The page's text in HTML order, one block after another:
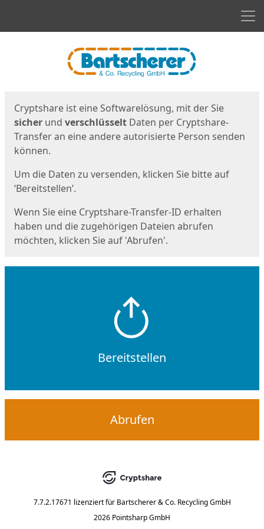
Cryptshare ist eine Softwarelösung, mit der Sie
sicher und verschlüsselt Daten per Cryptshare-
Transfer an eine andere autorisierte Person senden
können.
Um die Daten zu versenden, klicken Sie bitte auf
‘Bereitstellen’.
Wenn Sie eine Cryptshare-Transfer-ID erhalten
haben und die zugehörigen Dateien abrufen
möchten, klicken Sie auf 'Abrufen'.
Bereitstellen
Abrufen
7.7.2.17671 lizenziert für Bartscherer & Co. Recycling GmbH
2026 Pointsharp GmbH